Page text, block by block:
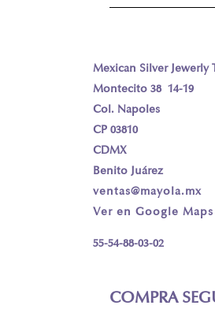
Mexican Silver Jewerly
Montecito 38 14-19
Col. Napoles
CP 03810
CDMX
Benito Juárez
ventas@mayola.mx
Ver en Google Maps
55-54-88-03-02
COMPRA